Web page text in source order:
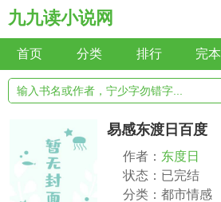
九九读小说网
首页 分类 排行 完本
易感东渡日百度
作者： 东度日
状态：已完结
分类：都市情感